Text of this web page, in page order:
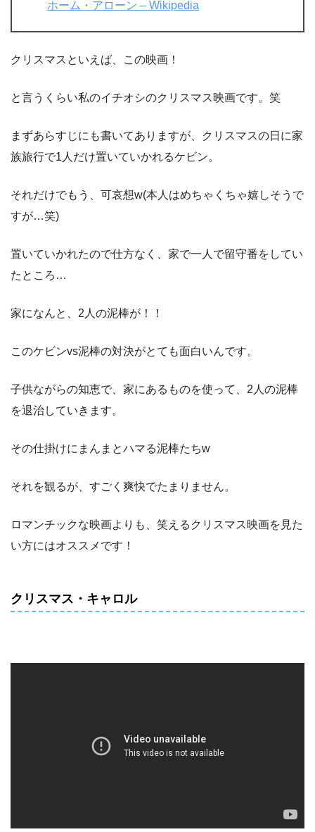
ホーム・アローン – Wikipedia
クリスマスといえば、この映画！
と言うくらい私のイチオシのクリスマス映画です。笑
まずあらすじにも書いてありますが、クリスマスの日に家
族旅行で1人だけ置いていかれるケビン。
それだけでもう、可哀想w(本人はめちゃくちゃ嬉しそうで
すが…笑)
置いていかれたので仕方なく、家で一人で留守番をしてい
たところ…
家になんと、2人の泥棒が！！
このケビンvs泥棒の対決がとても面白いんです。
子供ながらの知恵で、家にあるものを使って、2人の泥棒
を退治していきます。
その仕掛けにまんまとハマる泥棒たちw
それを観るが、すごく爽快でたまりません。
ロマンチックな映画よりも、笑えるクリスマス映画を見た
い方にはオススメです！
クリスマス・キャロル